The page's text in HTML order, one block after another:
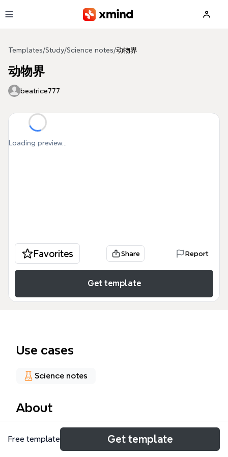
Templates/Study/Science notes/动物界
动物界
beatrice777
Loading preview...
Favorites Share Report
Get template
Use cases
Science notes
About
动物界（Animalia）是生物分类中最大的界之一，包含
超过150万个已描述的物种，涵盖从海绵到脊索动物的
Free template Get template